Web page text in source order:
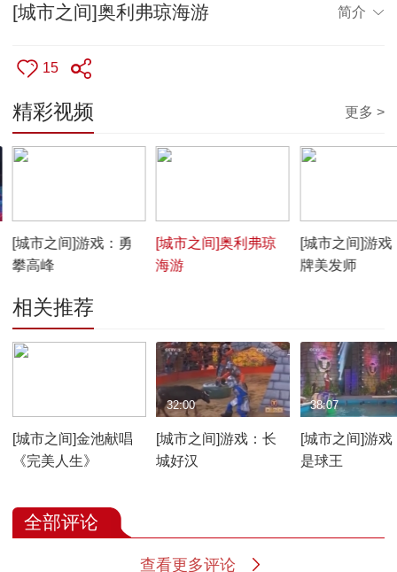
[城市之间]奥利弗琼海游 简介
15
精彩视频 更多 >
[城市之间]游戏：勇
攀高峰
[城市之间]奥利弗琼
海游
[城市之间]游戏
牌美发师
相关推荐
[城市之间]金池献唱
《完美人生》
[城市之间]游戏：长
城好汉
32:00
[城市之间]游戏
是球王
38:07
全部评论
查看更多评论